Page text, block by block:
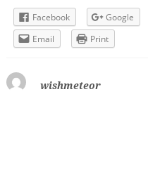
Facebook Google
Email
Print
wishmeteor